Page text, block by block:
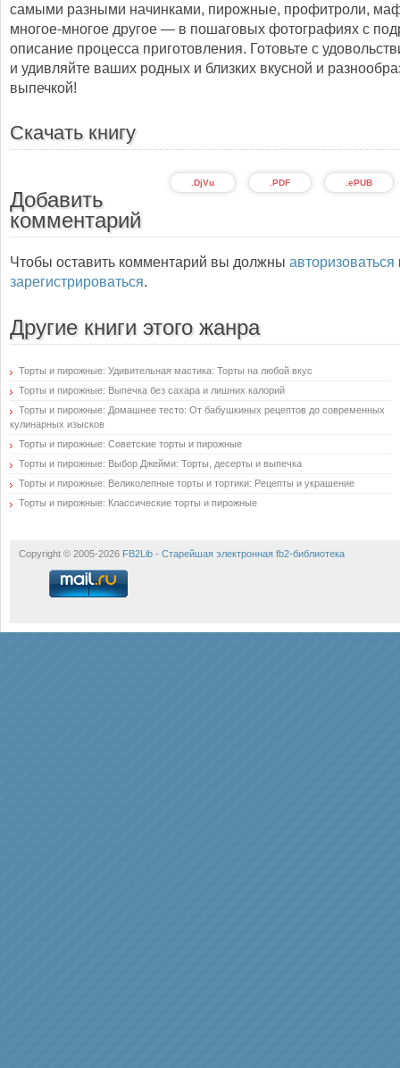
самыми разными начинками, пирожные, профитроли,
многое-многое другое — в пошаговых фотографиях с
описание процесса приготовления. Готовьте с
и удивляйте ваших родных и близких вкусной и
выпечкой!
Скачать книгу
.ePUB
.PDF
.DjVu
Добавить
комментарий
Чтобы оставить комментарий вы должны авторизоваться
зарегистрироваться.
Другие книги этого жанра
Торты и пирожные: Удивительная мастика: Торты на любой вкус
Торты и пирожные: Выпечка без сахара и лишних калорий
Торты и пирожные: Домашнее тесто: От бабушкиных рецептов до современных
кулинарных изысков
Торты и пирожные: Советские торты и пирожные
Торты и пирожные: Выбор Джейми: Торты, десерты и выпечка
Торты и пирожные: Великолепные торты и тортики: Рецепты и украшение
Торты и пирожные: Классические торты и пирожные
Copyright © 2005-2026 FB2Lib - Старейшая электронная fb2-библиотека